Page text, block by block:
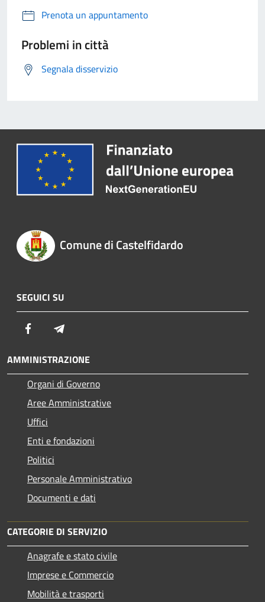
Prenota un appuntamento
Problemi in città
Segnala disservizio
Comune di Castelfidardo
SEGUICI SU
Facebook
AMMINISTRAZIONE
Organi di Governo
Aree Amministrative
Uffici
Enti e fondazioni
Politici
Personale Amministrativo
Documenti e dati
CATEGORIE DI SERVIZIO
Anagrafe e stato civile
Imprese e Commercio
Mobilità e trasporti